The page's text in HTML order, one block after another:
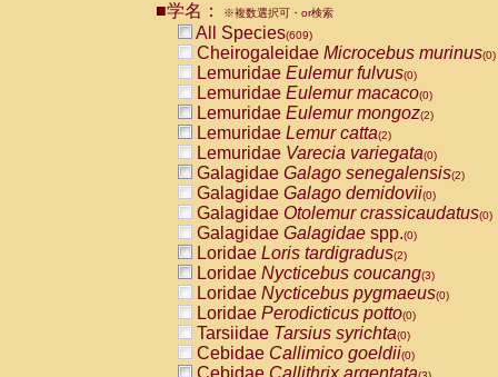
■学名： ※複数選択可・or検索
All Species(609)
Cheirogaleidae Microcebus murinus(0)
Lemuridae Eulemur fulvus(0)
Lemuridae Eulemur macaco(0)
Lemuridae Eulemur mongoz(2)
Lemuridae Lemur catta(2)
Lemuridae Varecia variegata(0)
Galagidae Galago senegalensis(2)
Galagidae Galago demidovii(0)
Galagidae Otolemur crassicaudatus(0)
Galagidae Galagidae spp.(0)
Loridae Loris tardigradus(2)
Loridae Nycticebus coucang(3)
Loridae Nycticebus pygmaeus(0)
Loridae Perodicticus potto(0)
Tarsiidae Tarsius syrichta(0)
Cebidae Callimico goeldii(0)
Cebidae Callithrix argentata